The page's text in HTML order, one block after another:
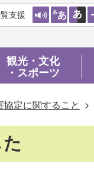
支援
観光・文化
・スポーツ
協定に関すること